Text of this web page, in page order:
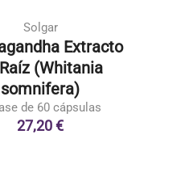
Solgar
Extracto
(Whitania
somnifera)
de 60 cápsulas
27,20 €